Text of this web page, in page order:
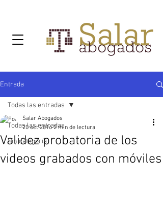
Entrada
Todas las entradas
Sin categoría
Todas las entradas
Validez probatoria de los
videos grabados con móviles
Salar Abogados
20 oct 2016 2 min de lectura